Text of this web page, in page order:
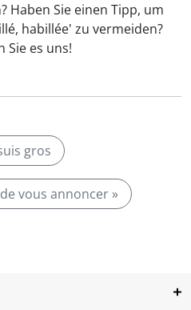
Haben Sie einen Tipp, um
habillée' zu vermeiden?
Sie es uns!
gros
vous annoncer »